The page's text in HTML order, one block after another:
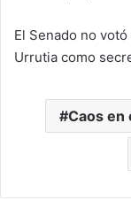
El Senado no
Urrutia como
Caos en